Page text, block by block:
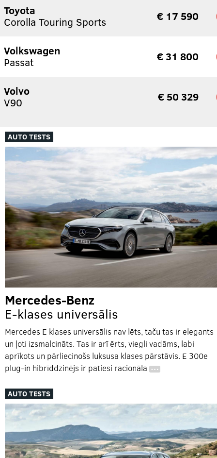
Toyota
Corolla Touring Sports
€ 17 590
Volkswagen
Passat
€ 31 800
Volvo
V90
€ 50 329
AUTO TESTS
Mercedes-Benz
E-klases universālis
Mercedes E klases universālis nav lēts, taču tas ir elegants
un ļoti izsmalcināts. Tas ir arī ērts, viegli vadāms, labi
aprīkots un pārliecinošs luksusa klases pārstāvis. E 300e
plug-in hibrīddzinējs ir patiesi racionāla …
AUTO TESTS